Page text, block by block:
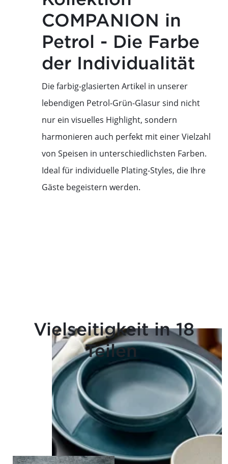
COMPANION in
Petrol - Die Farbe
der Individualität
Die farbig-glasierten Artikel in unserer
lebendigen Petrol-Grün-Glasur sind nicht
nur ein visuelles Highlight, sondern
harmonieren auch perfekt mit einer Vielzahl
von Speisen in unterschiedlichsten Farben.
Ideal für individuelle Plating-Styles, die Ihre
Gäste begeistern werden.
Vielseitigkeit in 18
Teilen